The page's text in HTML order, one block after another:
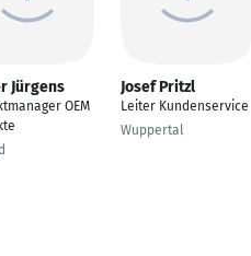
Jürgens
OEM
Josef Pritzl
Leiter Kundenservice
Wuppertal